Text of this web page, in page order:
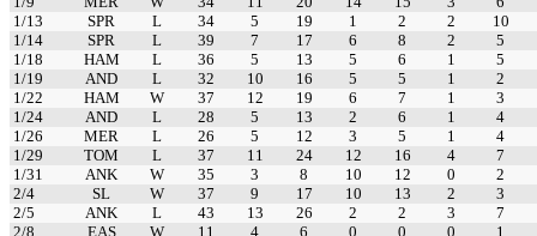
1/13
SPR L 34 5 19 1 2 2
10
1/14
SPR L 39 7 17 6 8 2
5
1/18
HAM L 36 5 13 5 6 1
5
1/19
AND L 32 10 16 5 5 1
2
1/22
HAM W 37 12 19 6 7 1
3
1/24
AND L 28 5 13 2 6 1
4
1/26
MER L 26 5 12 3 5 1
4
1/29
TOM L 37 11 24 12 16 4
7
1/31
ANK W 35 3 8 10 12 0
2
2/4
SL W 37 9 17 10 13 2
3
2/5
ANK L 43 13 26 2 2 3
7
2/8
EAS W 11 4 6 0 0 0
1